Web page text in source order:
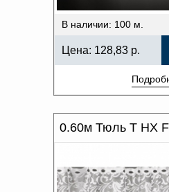
В наличии: 100 м.
Цена: 128,83 р.
0.60м Тюль T HX